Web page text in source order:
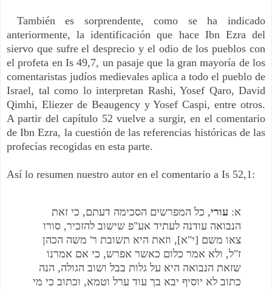
También es sorprendente, como se ha indicado
anteriormente, la identificación que hace Ibn Ezra del
siervo que sufre el desprecio y el odio de los pueblos con
el profeta en Is 49,7, un pasaje que la gran mayoría de los
comentaristas judíos medievales aplica a todo el pueblo de
Israel, tal como lo interpretan Rashi, Yosef Qaro, David
Qimhi, Eliezer de Beaugency y Yosef Caspi, entre otros.
A partir del capítulo 52 vuelve a surgir, en el comentario
de Ibn Ezra, la cuestión de las referencias históricas de las
profecías recogidas en esta parte.
Así lo resumen nuestro autor en el comentario a Is 52,1:
א: עורי, כל המפרשים הסכימה דעתם, כי זאת
הנבואה עודנה לעתיד אע"פ שישוב להזכיר, סורו
צאו משם [י"א], וזאת היא תשובת ר' משה הכהן
ז"ל, ולא אמר כלום כאשר אפרש, כי אם אמרנו
שזאת הנבואה היא על גלות בבל ושוב הגולה, הנה
כתוב לא יוסיף יבא בך עוד ערל וטמא, וכתוב כי מי